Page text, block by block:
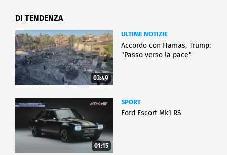
DI TENDENZA
03:49
ULTIME NOTIZIE
Accordo con Hamas, Trump:
"Passo verso la pace"
01:15
SPORT
Ford Escort Mk1 RS